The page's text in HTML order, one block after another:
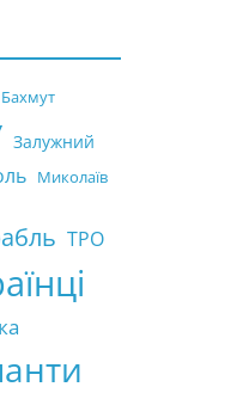
Бахмут
Залужний
Миколаїв
ТРО